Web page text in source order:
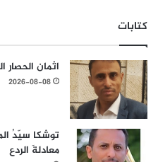
كتابات
اثمان
2026-08-08
توشكا سيّدُ
معادلةَ الردع